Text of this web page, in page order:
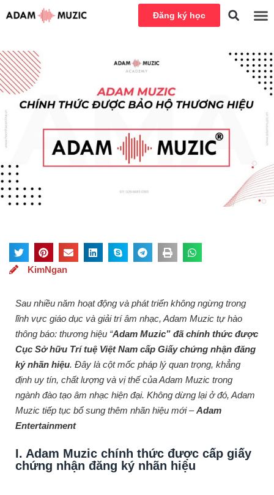
Đăng ký học
KimNgan
Sau nhiều năm hoạt động và phát triển không ngừng trong
lĩnh vực giáo dục và giải trí âm nhạc, Adam Muzic tự hào
thông báo: thương hiệu “Adam Muzic” đã chính thức được
Cục Sở hữu Trí tuệ Việt Nam cấp Giấy chứng nhận đăng
ký nhãn hiệu. Đây là cột mốc pháp lý quan trọng, khẳng
định uy tín, chất lượng và vị thế của Adam Muzic trong
ngành đào tạo âm nhạc hiện đại. Không dừng lại ở đó, Adam
Muzic tiếp tục bổ sung thêm nhãn hiệu mới –Adam
Entertainment
I. Adam Muzic chính thức được cấp giấy
chứng nhận đăng ký nhãn hiệu